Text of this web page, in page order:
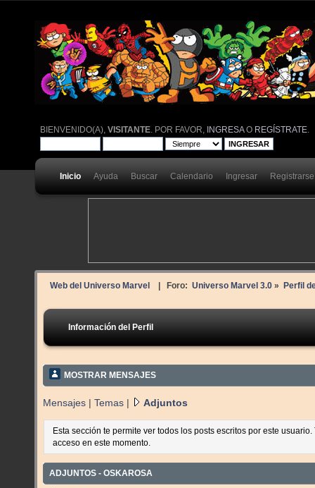
BIENVENIDO(A),VISITANTE . POR FAVOR, INGRESAO REGÍSTRATE
Inicio Ayuda Buscar Calendario Ingresar Registrarse
Web del Universo Marvel | Foro: Universo Marvel 3.0» Perfil
Información del Perfil
MOSTRAR MENSAJES
Mensajes | Temas | Adjuntos
Esta sección te permite ver todos los posts escritos por este
acceso en este momento.
ADJUNTOS - OSKAROSA